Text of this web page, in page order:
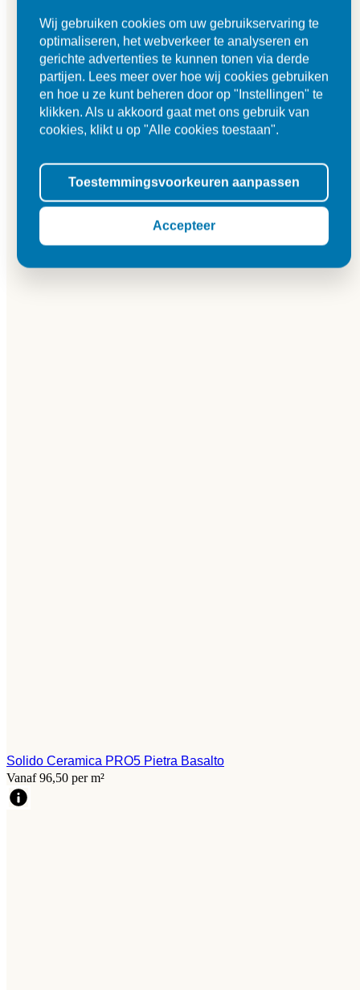
Solido Ceramica PRO5 Pietra Basalto
Vanaf 96,50 per m²
Wij gebruiken cookies om uw gebruikservaring te
optimaliseren, het webverkeer te analyseren en
gerichte advertenties te kunnen tonen via derde
partijen. Lees meer over hoe wij cookies gebruiken
en hoe u ze kunt beheren door op "Instellingen" te
klikken. Als u akkoord gaat met ons gebruik van
cookies, klikt u op "Alle cookies toestaan".
Toestemmingsvoorkeuren aanpassen
Accepteer